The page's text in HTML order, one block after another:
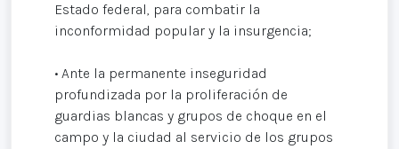
Estado federal, para combatir la
inconformidad popular y la insurgencia;
• Ante la permanente inseguridad
profundizada por la proliferación de
guardias blancas y grupos de choque en el
campo y la ciudad al servicio de los grupos